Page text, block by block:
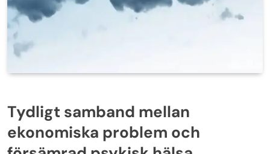
Tydligt samband mellan
ekonomiska problem och